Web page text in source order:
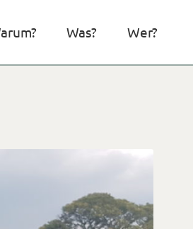
Was? Wer?